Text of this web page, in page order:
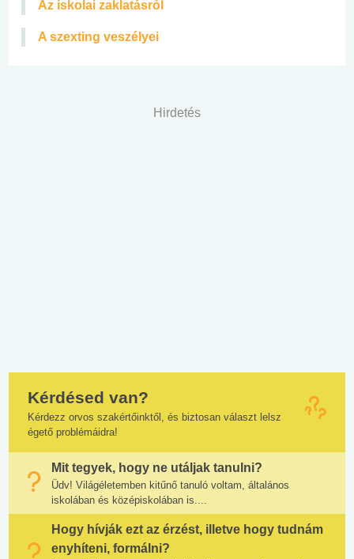
Az iskolai zaklatásról
A szexting veszélyei
Hirdetés
Kérdésed van?
Kérdezz orvos szakértőinktől, és biztosan választ lelsz
égető problémáidra!
Mit tegyek, hogy ne utáljak tanulni?
Üdv! Világéletemben kitűnő tanuló voltam, általános
iskolában és középiskolában is....
Hogy hívják ezt az érzést, illetve hogy tudnám
enyhíteni, formálni?